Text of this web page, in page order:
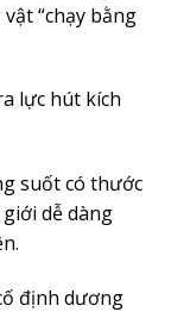
“chạy bằng
lực hút kích
suốt có thước
dễ dàng
định dương